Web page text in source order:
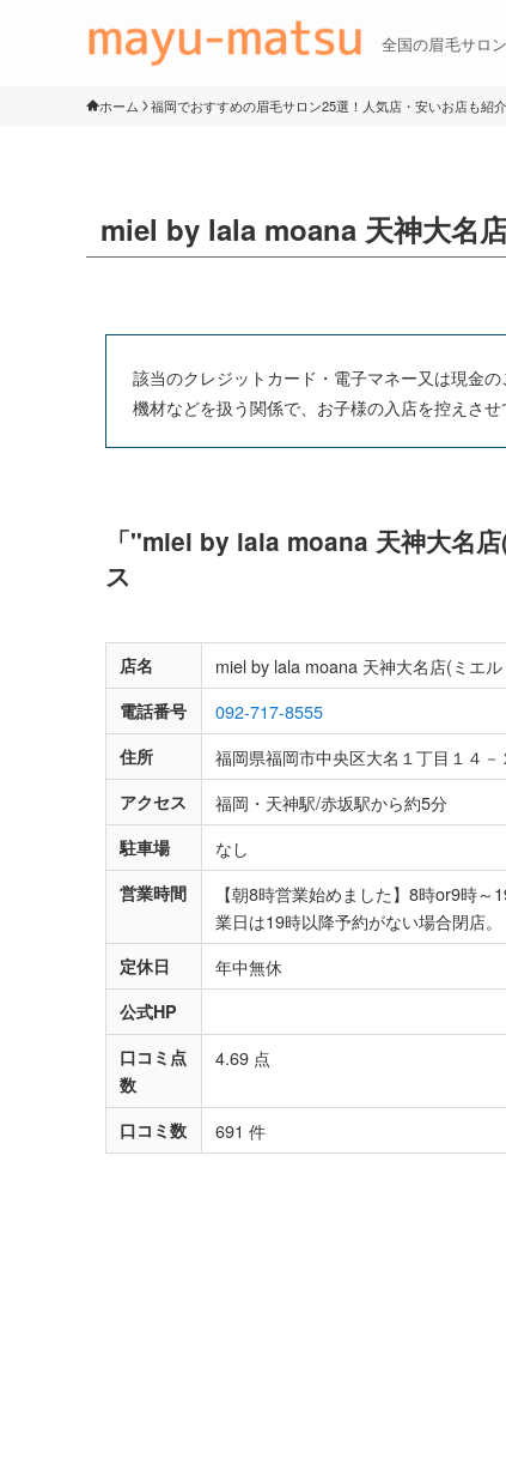
全国の眉毛サロ
ホーム 福岡でおすすめの眉毛サロン25選！人気店・安いお店も紹介
miel by lala moana 天神大名
該当のクレジットカード・電子マネー又は現金
機材などを扱う関係で、お子様の入店を控えさせ
「"miel by lala moana 天神大名
ス
店名 miel by lala moana 天神大名店(ミエ
電話番号 092-717-8555
住所 福岡県福岡市中央区大名１丁目１４
アクセス 福岡・天神駅/赤坂駅から約5分
駐車場 なし
営業時間
【朝8時営業始めました】8時or9時
業日は19時以降予約がない場合閉店。
定休日 年中無休
公式HP
口コミ点
数
4.69 点
口コミ数 691 件